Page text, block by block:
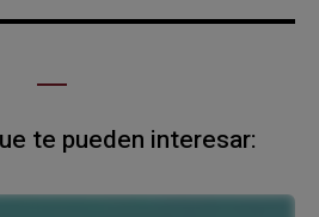
te pueden interesar: